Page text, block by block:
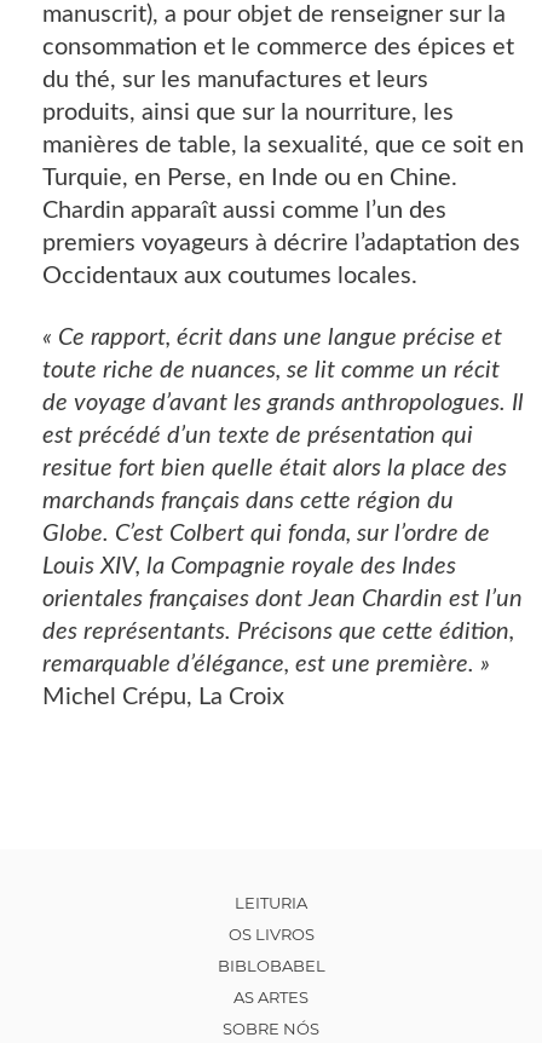
manuscrit), a pour objet de renseigner sur la
consommation et le commerce des épices et
du thé, sur les manufactures et leurs
produits, ainsi que sur la nourriture, les
manières de table, la sexualité, que ce soit en
Turquie, en Perse, en Inde ou en Chine.
Chardin apparaît aussi comme l’un des
premiers voyageurs à décrire l’adaptation des
Occidentaux aux coutumes locales.
« Ce rapport, écrit dans une langue précise et
toute riche de nuances, se lit comme un récit
de voyage d’avant les grands anthropologues. Il
est précédé d’un texte de présentation qui
resitue fort bien quelle était alors la place des
marchands français dans cette région du
Globe. C’est Colbert qui fonda, sur l’ordre de
Louis XIV, la Compagnie royale des Indes
orientales françaises dont Jean Chardin est l’un
des représentants. Précisons que cette édition,
remarquable d’élégance, est une première. »
Michel Crépu, La Croix
LEITURIA
OS LIVROS
BIBLOBABEL
AS ARTES
SOBRE NÓS